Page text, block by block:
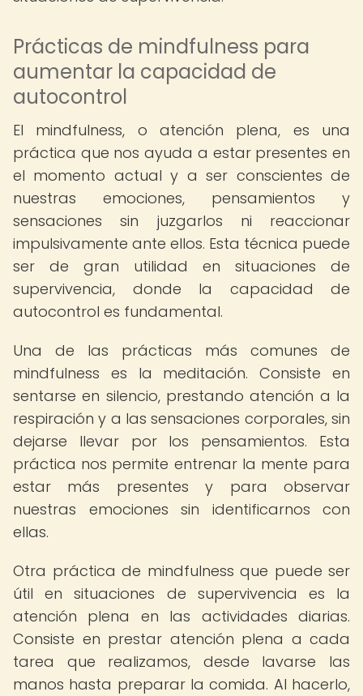
Prácticas de mindfulness para
aumentar la capacidad de
autocontrol
El mindfulness, o atención plena, es una
práctica que nos ayuda a estar presentes en
el momento actual y a ser conscientes de
nuestras emociones, pensamientos y
sensaciones sin juzgarlos ni reaccionar
impulsivamente ante ellos. Esta técnica puede
ser de gran utilidad en situaciones de
supervivencia, donde la capacidad de
autocontrol es fundamental.
Una de las prácticas más comunes de
mindfulness es la meditación. Consiste en
sentarse en silencio, prestando atención a la
respiración y a las sensaciones corporales, sin
dejarse llevar por los pensamientos. Esta
práctica nos permite entrenar la mente para
estar más presentes y para observar
nuestras emociones sin identificarnos con
ellas.
Otra práctica de mindfulness que puede ser
útil en situaciones de supervivencia es la
atención plena en las actividades diarias.
Consiste en prestar atención plena a cada
tarea que realizamos, desde lavarse las
manos hasta preparar la comida. Al hacerlo,